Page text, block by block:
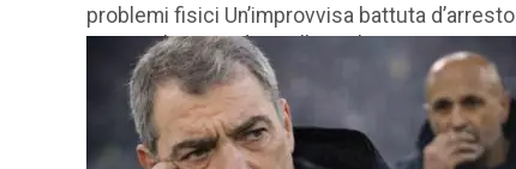
problemi fisici Un’improvvisa battuta d’arresto
scosso la Sampdoria alla vigilia...